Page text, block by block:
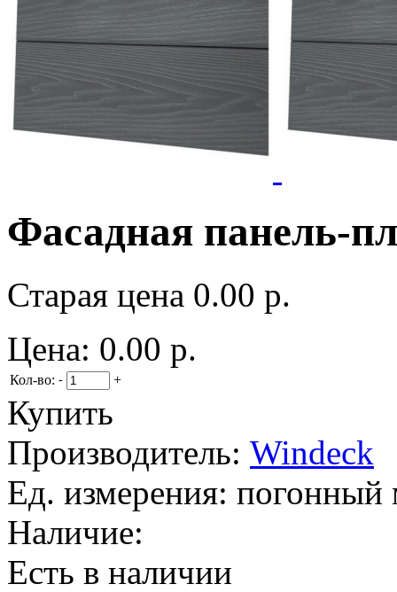
Фасадная панель-
Старая цена 0.00 р.
Цена: 0.00 р.
Кол-во: - +
Купить
Производитель: Windeck
Ед. измерения: погонный
Наличие:
Есть в наличии